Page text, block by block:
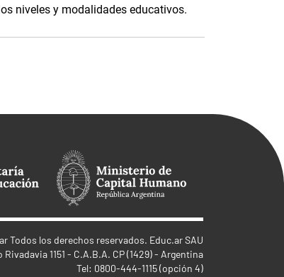
niveles y modalidades educativos.
Todos los derechos reservados. Educ.ar SAU
1151 - C.A.B.A. CP (1429) - Argentina
Tel: 0800-444-1115 (opción 4)